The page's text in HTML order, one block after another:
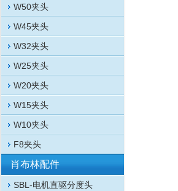
W50夹头
W45夹头
W32夹头
W25夹头
W20夹头
W15夹头
W10夹头
F8夹头
肖布林配件
SBL-电机直驱分度头